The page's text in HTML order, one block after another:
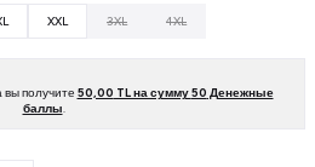
XXL 3XL 4XL
вы получите 50,00 TL на сумму50 Денежные
баллы